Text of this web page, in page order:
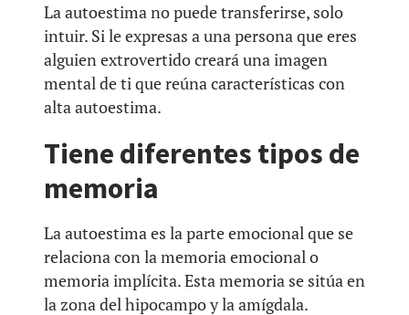
La autoestima no puede transferirse, solo
intuir. Si le expresas a una persona que eres
alguien extrovertido creará una imagen
mental de ti que reúna características con
alta autoestima.
Tiene diferentes tipos de
memoria
La autoestima es la parte emocional que se
relaciona con la memoria emocional o
memoria implícita. Esta memoria se sitúa en
la zona del hipocampo y la amígdala.